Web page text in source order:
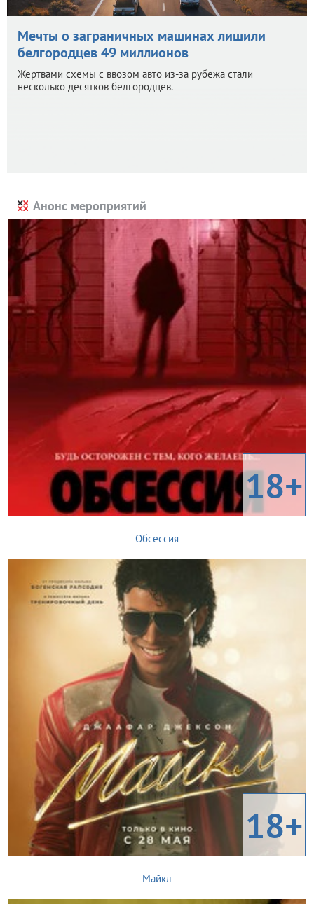
Мечты о заграничных машинах лишили
белгородцев 49 миллионов
Жертвами схемы с ввозом авто из-за рубежа стали
несколько десятков белгородцев.
Анонс мероприятий
18+
Обсессия
18+
Майкл